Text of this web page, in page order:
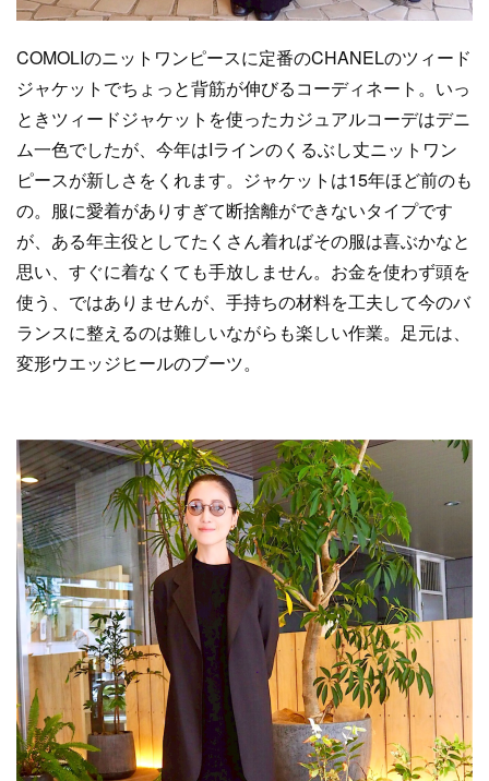
COMOLIのニットワンピースに定番のCHANELのツィード
ジャケットでちょっと背筋が伸びるコーディネート。いっ
ときツィードジャケットを使ったカジュアルコーデはデニ
ム一色でしたが、今年はIラインのくるぶし丈ニットワン
ピースが新しさをくれます。ジャケットは15年ほど前のも
の。服に愛着がありすぎて断捨離ができないタイプです
が、ある年主役としてたくさん着ればその服は喜ぶかなと
思い、すぐに着なくても手放しません。お金を使わず頭を
使う、ではありませんが、手持ちの材料を工夫して今のバ
ランスに整えるのは難しいながらも楽しい作業。足元は、
変形ウエッジヒールのブーツ。